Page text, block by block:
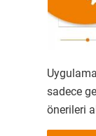
sadece
önerileri